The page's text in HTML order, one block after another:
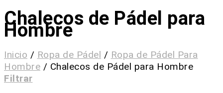
Chalecos de Pádel para
Hombre
Inicio / Ropa de Pádel / Ropa de Pádel Para
Hombre / Chalecos de Pádel para Hombre
Filtrar